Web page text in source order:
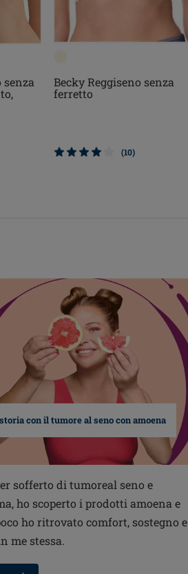
senza
Becky Reggiseno senza
ferretto
(10)
con il tumore al seno con amoena
sofferto di tumoreal seno e
ho scoperto i prodotti amoena e
ho ritrovato comfort, sostegno e
me stessa.